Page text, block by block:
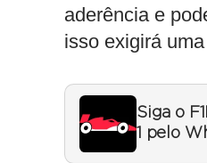
aderência e
isso exigirá
Siga o
1 pelo